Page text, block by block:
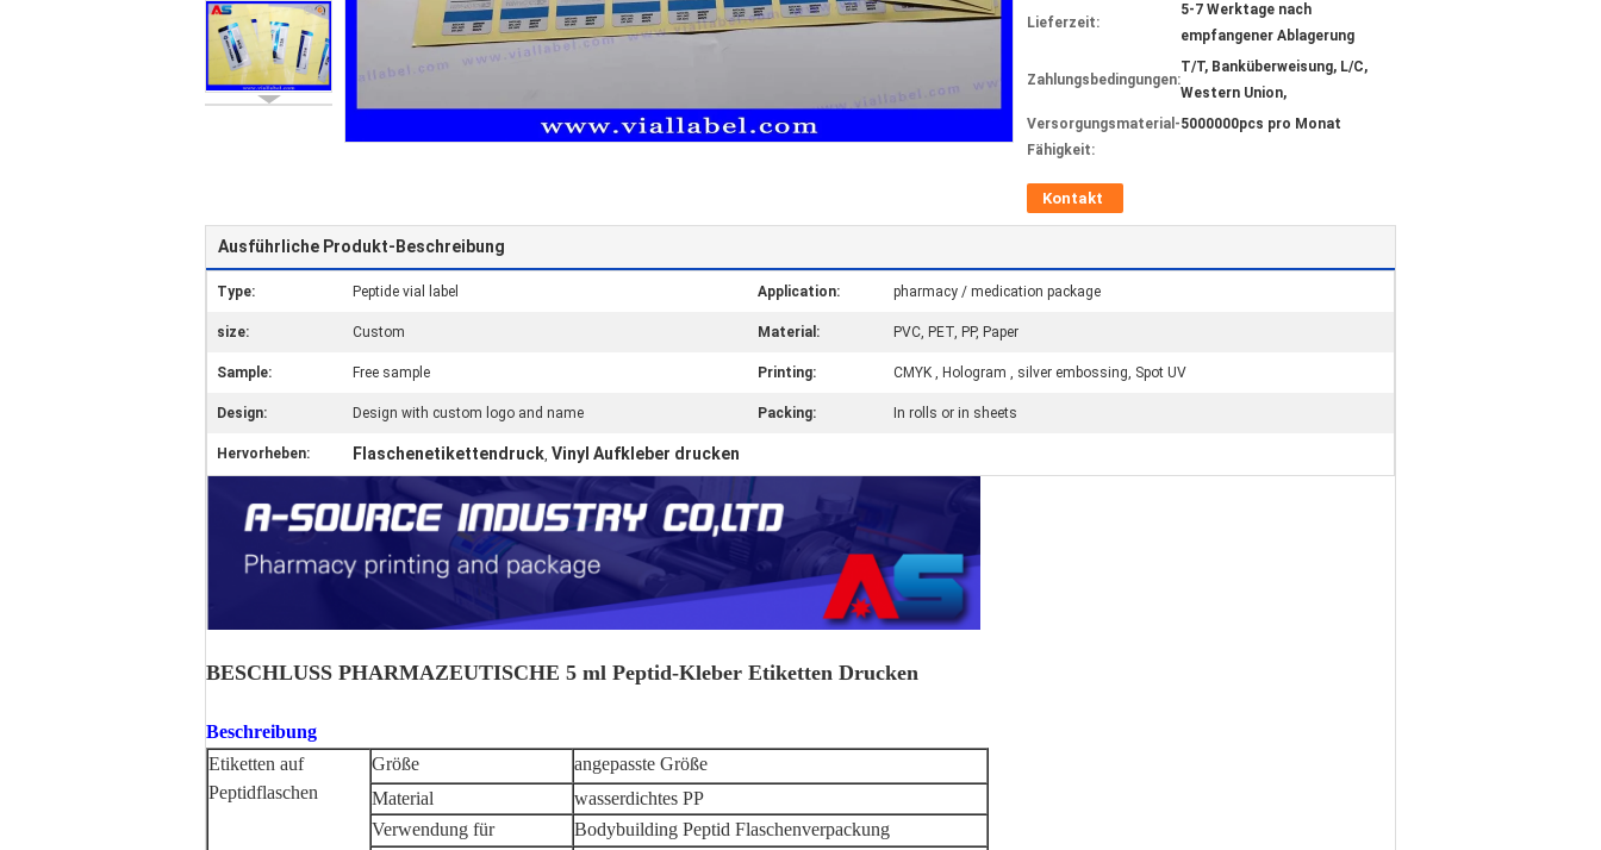
Lieferzeit:
5-7 Werktage nach
empfangener Ablagerung
Zahlungsbedingungen:
T/T, Banküberweisung, L/C,
Western Union,
Versorgungsmaterial-
Fähigkeit:
5000000pcs pro Monat
Kontakt
Ausführliche Produkt-Beschreibung
Type: Peptide vial label Application: pharmacy / medication package
size: Custom Material: PVC, PET, PP, Paper
Sample: Free sample Printing: CMYK , Hologram , silver embossing, Spot UV
Design: Design with custom logo and name Packing: In rolls or in sheets
Hervorheben: Flaschenetikettendruck, Vinyl Aufkleber drucken
BESCHLUSS PHARMAZEUTISCHE 5 ml Peptid-Kleber Etiketten Drucken
Beschreibung
Etiketten auf
Peptidflaschen
Größe
angepasste Größe
Material
wasserdichtes PP
Verwendung für
Bodybuilding Peptid Flaschenverpackung